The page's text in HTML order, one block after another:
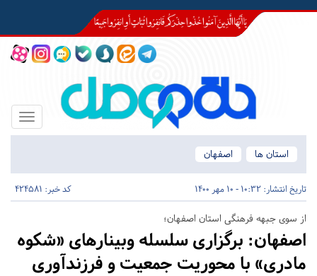
Toggle
استان ها
اصفهان
تاریخ انتشار: 10:32 - 10 مهر 1400 کد خبر: 424581
از سوی جبهه فرهنگی استان اصفهان؛
اصفهان: برگزاری سلسله وبینارهای «شکوه
مادری» با محوریت جمعیت و فرزندآوری